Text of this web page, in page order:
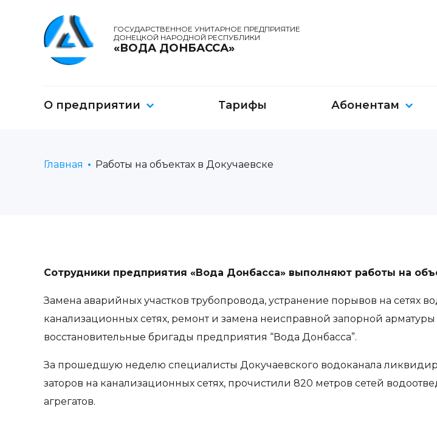
ГОСУДАРСТВЕННОЕ УНИТАРНОЕ ПРЕДПРИЯТИЕ
ДОНЕЦКОЙ НАРОДНОЙ РЕСПУБЛИКИ
«ВОДА ДОНБАССА»
О предприятии Тарифы Абонентам
Главная Работы на объектах в Докучаевске
Сотрудники предприятия «Вода Донбасса» выполняют работы на
Замена аварийных участков трубопровода, устранение порывов на сетях
канализационных сетях, ремонт и замена неисправной запорной
восстановительные бригады предприятия “Вода Донбасса”.
За прошедшую неделю специалисты Докучаевского водоканала
заторов на канализационных сетях, прочистили 820 метров сетей
агрегатов.